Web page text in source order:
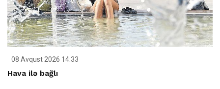
08 Avqust 2026 14:33
Hava ilə bağlı